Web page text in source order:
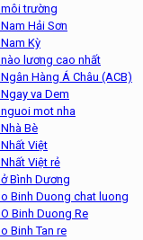
trường
Hải Sơn
Kỳ
lương cao nhất
Hàng Á Châu (ACB)
va Dem
mot nha
Bè
Việt
Việt rẻ
Bình Dương
Binh Duong chat luong
Binh Duong Re
Binh Tan re